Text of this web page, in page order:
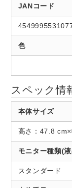
JANコード
色
スペック情
本体サイズ
高さ：47.8
モニター種類(
スタンダード